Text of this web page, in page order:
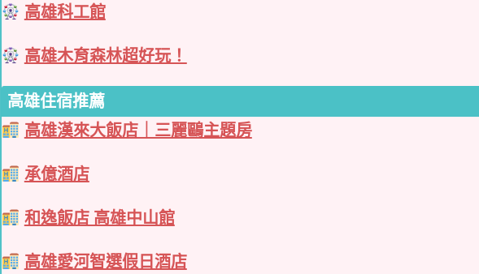
高雄科工館
高雄木育森林超好玩！
高雄住宿推薦
高雄漢來大飯店｜三麗鷗主題房
承億酒店
和逸飯店 高雄中山館
高雄愛河智選假日酒店